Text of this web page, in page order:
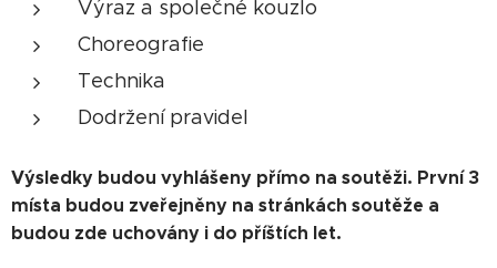
Výraz a společné kouzlo
Choreografie
Technika
Dodržení pravidel
Výsledky budou vyhlášeny přímo na soutěži. První 3
místa budou zveřejněny na stránkách soutěže a
budou zde uchovány i do příštích let.